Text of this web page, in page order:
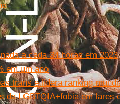
.
a cada 34 horas em 2023
em um ano
trans e lidera ranking
da LGBTQIA+fobia em lares